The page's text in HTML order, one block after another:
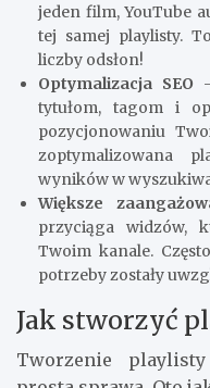
jeden film, YouTube
tej samej playlisty.
liczby odsłon!
Optymalizacja SEO
tytułom, tagom i
pozycjonowaniu
zoptymalizowana
wyników w
Większe
przyciąga widzów,
Twoim kanale.
potrzeby zostały
Jak stworzyć
Tworzenie